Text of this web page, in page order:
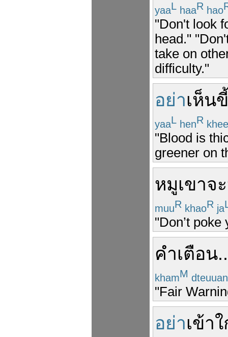
yaaL haaR hao
"Don't look
head."
take on
difficulty."
อย่าเห็นขี้
yaaL henR khee
"Blood is
greener on
หมูเขาจะ
muuR khaoR ja
"Don’t
คำเตือน
khamM dteuuan
"Fair
อย่าเข้า